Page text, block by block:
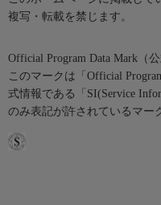
複写・転載を禁じます。
Official Program Data Mark（
このマークは「Official
式情報である「SI(Service
のみ表記が許されているマー